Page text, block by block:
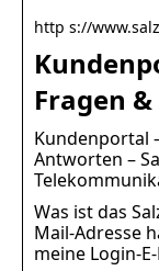
http s://
Fragen
Kundenportal
Antworten –
Was ist das
Mail-Adresse
meine Login-